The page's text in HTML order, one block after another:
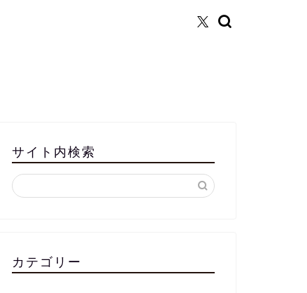
サイト内検索
カテゴリー